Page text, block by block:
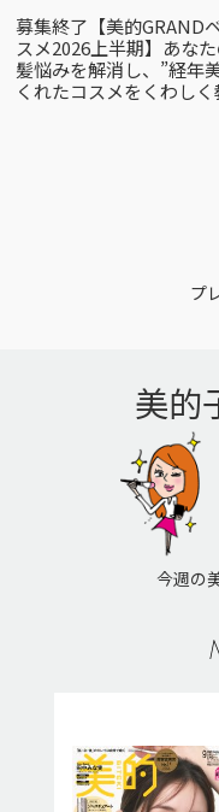
募集終了【美的GRAND
スメ2026上半期】あなた
髪悩みを解消し、”経年
くれたコスメをくわしく
プ
美的
今週の